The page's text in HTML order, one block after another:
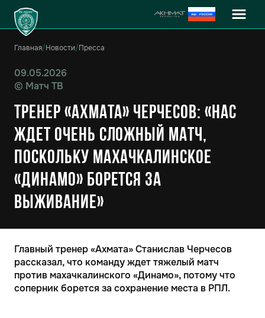
Главная/Новости/Пресса
09.05.2026
© Матч ТВ
ТРЕНЕР «АХМАТА» ЧЕРЧЕСОВ: «НАС
ЖДЕТ ОЧЕНЬ СЛОЖНЫЙ МАТЧ,
ПОСКОЛЬКУ МАХАЧКАЛИНСКОЕ
«ДИНАМО» БОРЕТСЯ ЗА
ВЫЖИВАНИЕ»
Главный тренер «Ахмата» Станислав Черчесов
рассказал, что команду ждет тяжелый матч
против махачкалинского «Динамо», потому что
соперник борется за сохранение места в РПЛ.